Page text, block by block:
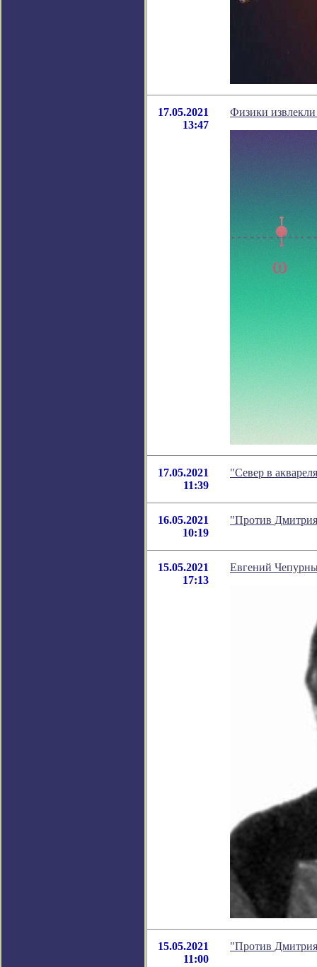
17.05.2021
13:47
Физики извлекли
17.05.2021
11:39
"Север в
16.05.2021
10:19
"Против
15.05.2021
17:13
Евгений
15.05.2021
11:00
"Против